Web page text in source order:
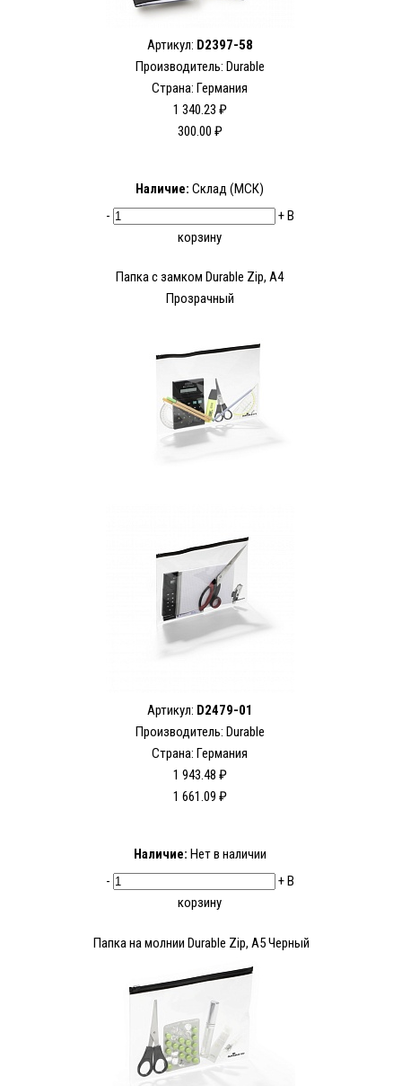
Артикул: D2397-58
Производитель: Durable
Страна: Германия
1 340.23 ₽
300.00 ₽
Наличие: Склад (МСК)
-
+В
корзину
Папка с замком Durable Zip, А4
Прозрачный
Артикул: D2479-01
Производитель: Durable
Страна: Германия
1 943.48 ₽
1 661.09 ₽
Наличие: Нет в наличии
-
+В
корзину
Папка на молнии Durable Zip, А5 Черный